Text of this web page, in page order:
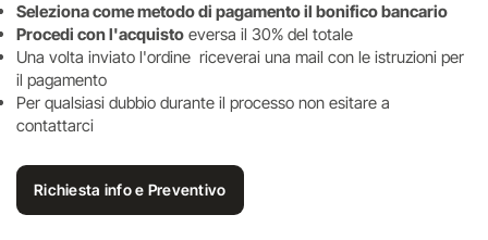
Seleziona come metodo di pagamento il bonifico bancario
Procedi con l'acquisto eversa il 30% del totale
Una volta inviato l'ordine riceverai una mail con le istruzioni per
il pagamento
Per qualsiasi dubbio durante il processo non esitare a
contattarci
Richiesta info e Preventivo